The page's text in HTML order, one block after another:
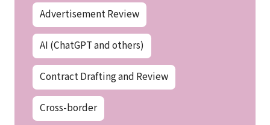
Advertisement Review
AI (ChatGPT and others)
Contract Drafting and Review
Cross-border